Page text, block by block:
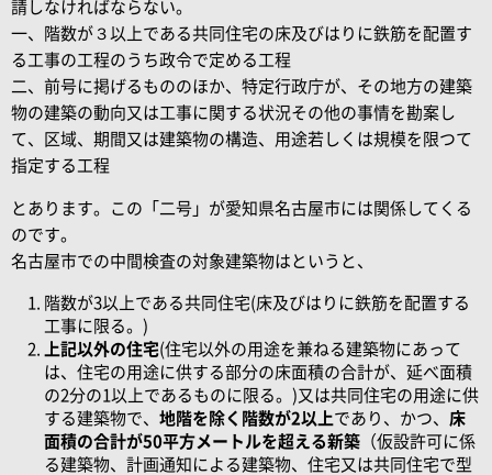
請しなければならない。
一、階数が３以上である共同住宅の床及びはりに鉄筋を配置す
る工事の工程のうち政令で定める工程
二、前号に掲げるもののほか、特定行政庁が、その地方の建築
物の建築の動向又は工事に関する状況その他の事情を勘案し
て、区域、期間又は建築物の構造、用途若しくは規模を限つて
指定する工程
とあります。この「二号」が愛知県名古屋市には関係してくる
のです。
名古屋市での中間検査の対象建築物はというと、
階数が3以上である共同住宅(床及びはりに鉄筋を配置する
工事に限る。)
上記以外の住宅(住宅以外の用途を兼ねる建築物にあって
は、住宅の用途に供する部分の床面積の合計が、延べ面積
の2分の1以上であるものに限る。)又は共同住宅の用途に供
する建築物で、 地階を除く階数が2以上であり、かつ、 床
面積の合計が50平方メートルを超える新築 （仮設許可に係
る建築物、計画通知による建築物、住宅又は共同住宅で型